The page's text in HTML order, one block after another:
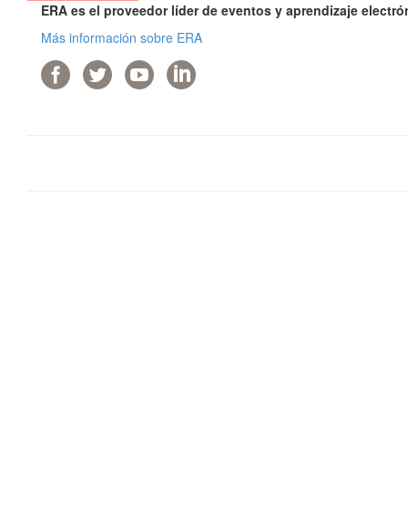
ERA es el proveedor líder de eventos y aprendizaje
Más información sobre ERA